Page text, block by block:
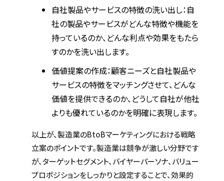
自社製品やサービスの特徴の洗い出し：自
社の製品やサービスがどんな特徴や機能を
持っているのか、どんな利点や効果をもたら
すのかを洗い出します。
価値提案の作成：顧客ニーズと自社製品や
サービスの特徴をマッチングさせて、どんな
価値を提供できるのか、どうして自社が他社
よりも優れているのかを明確に表現します。
以上が、製造業のBtoBマーケティングにおける戦略
立案のポイントです。製造業は競争が激しい分野です
が、ターゲットセグメント、バイヤーパーソナ、バリュー
プロポジションをしっかりと設定することで、効果的